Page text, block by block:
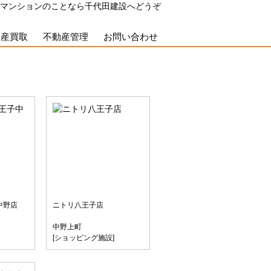
ンションのことなら千代田建設へどうぞ
買取 不動産管理 お問い合わせ
野店 ニトリ八王子店
中野上町
[ショッピング施設]